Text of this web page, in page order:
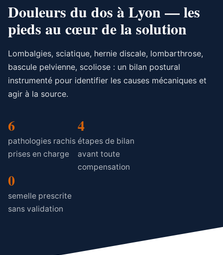
Douleurs du dos à Lyon —les
pieds au cœur de la solution
Lombalgies, sciatique, hernie discale, lombarthrose,
bascule pelvienne, scoliose : un bilan postural
instrumenté pour identifier les causes mécaniques et
agir à la source.
6
pathologies rachis
prises en charge
4
étapes de bilan
avant toute
compensation
0
semelle prescrite
sans validation